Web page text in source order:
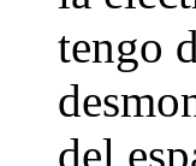
tengo
del